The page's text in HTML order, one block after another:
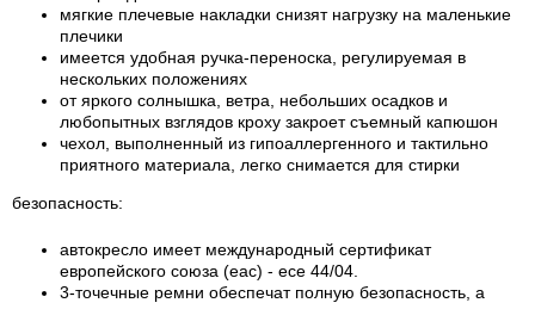
мягкие плечевые накладки снизят нагрузку на маленькие
плечики
имеется удобная ручка-переноска, регулируемая в
нескольких положениях
от яркого солнышка, ветра, небольших осадков и
любопытных взглядов кроху закроет съемный капюшон
чехол, выполненный из гипоаллергенного и тактильно
приятного материала, легко снимается для стирки
безопасность:
автокресло имеет международный сертификат
европейского союза (eac) - ece 44/04.
3-точечные ремни обеспечат полную безопасность, а